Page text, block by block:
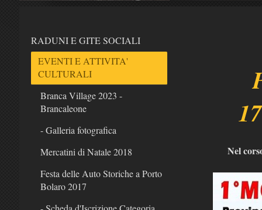
Nel
RADUNI E GITE SOCIALI
EVENTI E ATTIVITA'
CULTURALI
Branca Village 2023 -
Brancaleone
- Galleria fotografica
Mercatini di Natale 2018
Festa delle Auto Storiche a Porto
Bolaro 2017